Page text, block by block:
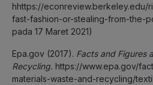
hhttps://
fast-fashion-or-stealing-from-the-
pada 17 Maret 2021)
Epa.gov (2017). Facts and Figures
Recycling. https://www.epa.gov/
materials-waste-and-recycling/